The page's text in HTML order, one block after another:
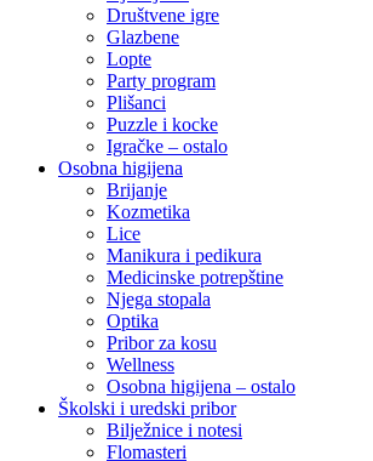
Društvene igre
Glazbene
Lopte
Party program
Plišanci
Puzzle i kocke
Igračke – ostalo
Osobna higijena
Brijanje
Kozmetika
Lice
Manikura i pedikura
Medicinske potrepštine
Njega stopala
Optika
Pribor za kosu
Wellness
Osobna higijena – ostalo
Školski i uredski pribor
Bilježnice i notesi
Flomasteri